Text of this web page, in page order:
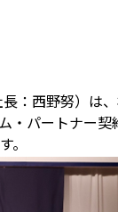
：西野努）は
パートナー
。